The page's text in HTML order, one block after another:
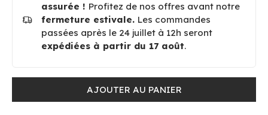
assurée ! Profitez de nos offres avant notre
fermeture estivale. Les commandes
passées après le 24 juillet à 12h seront
expédiées à partir du 17 août.
AJOUTER AU PANIER